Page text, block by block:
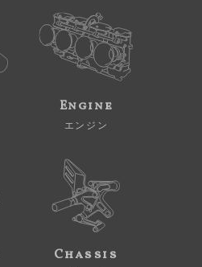
Engine
エンジン
Chassis